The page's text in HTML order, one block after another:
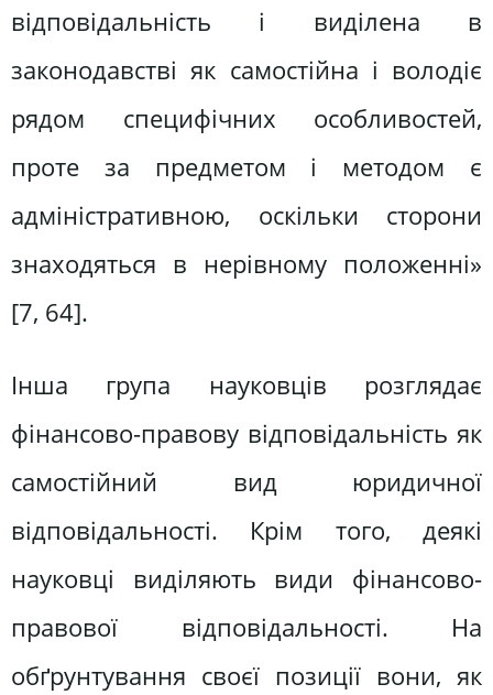
відповідальність і виділена в
законодавстві як самостійна і володіє
рядом специфічних особливостей,
проте за предметом і методом є
адміністративною, оскільки сторони
знаходяться в нерівному положенні»
[7, 64].
Інша група науковців розглядає
фінансово-правову відповідальність як
самостійний вид юридичної
відповідальності. Крім того, деякі
науковці виділяють види фінансово-
правової відповідальності. На
обґрунтування своєї позиції вони, як